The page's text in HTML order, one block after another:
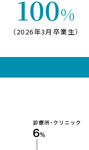
100%
（2026年3月卒業生）